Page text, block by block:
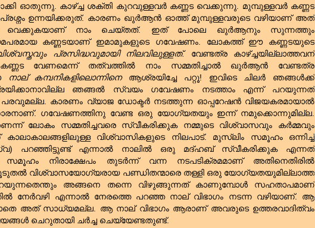
ഓതുന്നു. കാഴ്ച്ച ശക്തി കുറവുള്ളവര്‍ കണ്ണട വെക്കുന്നു. മുമ്പുള്ളവര്‍ കണ്ണട
ഉന്നയിക്കരുത്‌. കാരണം ഖുര്‍ആന്‍ ഓത്ത്‌ മുമ്പുള്ളവരുടെ വഴിയാണ്‌ അത്‌
വെക്കുകയാണ്‌ നാം ചെയ്തത്‌. ഇത്‌ പോലെ ഖുര്‍ആനും സുന്നത്തും
കണ്ണടയാണ്‌ ഇമാമുകളുടെ ഗവേഷണം. ലോകത്ത്‌ ഈ കണ്ണടയുടെ
പ്രസിദ്ധവുമായി നിലവിലുള്ളത്‌.വേണ്ടത്ര കാഴ്ച്ചയില്ലാത്തവന്‌
വേണമെന്ന് തത്വത്തില്‍ നാം സമ്മതിച്ചാല്‍ ഖുര്‍ആന്‍ വേണ്ടത്ര
നാല്‌ കമ്പനികളിലൊന്നിനെആശ്രയിച്ചേ പറ്റൂ! ഇവിടെ ചിലര്‍ ഞങ്ങള്‍ക്ക്‌
ഞങ്ങല്‍ സ്വയം ഗവേഷണം നടത്താം എന്ന് പറയുന്നത്‌
കാരണം വ്യാജ ഡോക്ടര്‍ നടത്തുന്ന ഓപ്പറേഷന്‍ വിജയകരമായാല്‍
ഗവേഷണത്തിനു വേണ്ട ഒരു യോഗ്യതയും ഇന്ന് നമുക്കൊന്നുമില്ല.
ലോകം സമ്മതിച്ചവരെ സ്വീകരിക്കുക നമ്മുടെ വിശ്വാസവും കര്‍മ്മവും
കാലാകാലങ്ങളിലുള്ള വിശ്വാസികളുടെ നിലപാട്‌. മുസ്‌ലിം സമൂഹം ഒന്നിച്ച്‌
പറഞ്ഞിട്ടുണ്ട്‌ എന്നാല്‍ നാലില്‍ ഒരു മദ്‌ഹബ്‌ സ്വീകരിക്കുക എന്നത്‌
സമൂഹം നിരാക്ഷേപം തുടര്‍ന്ന് വന്ന നടപടിക്രമമാണ്‌ അതിനെതിരില്‍
വിശ്വാസയോഗ്യരായ പണ്ഡിതന്മാരെ തള്ളി ഒരു യോഗ്യതയുമില്ലാത്ത
അങ്ങനെ തന്നെ വിഴുങ്ങുന്നത്‌ കാണുമ്പോള്‍ സഹതാപമാണ്‌
നേര്‍വഴി എന്നാല്‍ നേരത്തെ പറഞ്ഞ നാല്‌ വിഭാഗം നടന്ന വഴിയാണ്‌. ആ
അത്‌ സാധ്യമല്ല. ആ നാല്‌ വിഭാഗം ആരാണ്‌ അവരുടെ ഉത്തരവാദിത്വം
ചെറുതായി ചര്‍ച്ച ചെയ്യേണ്ടതുണ്ട്‌.